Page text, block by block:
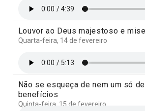
Louvor ao Deus majestoso e
Quarta-feira, 14 de fevereiro
Não se esqueça de nem um só
benefícios
Quinta-feira, 15 de fevereiro